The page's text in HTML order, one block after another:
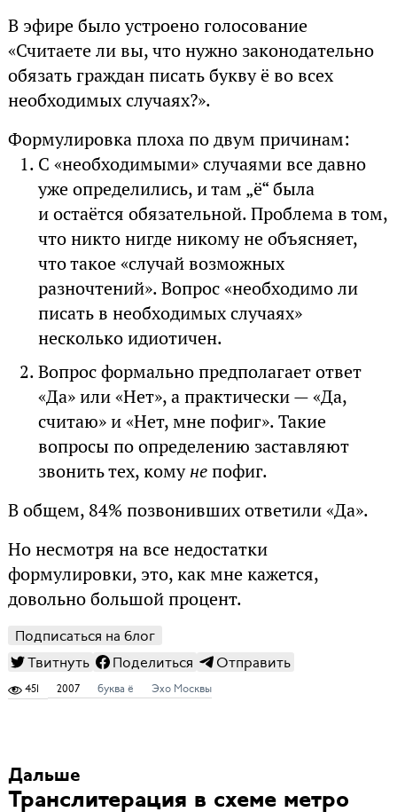
В эфире было устроено голосование
«Считаете ли вы, что нужно законодательно
обязать граждан писать букву ё во всех
необходимых случаях?».
Формулировка плоха по двум причинам:
С «необходимыми» случаями все давно
уже определились, и там „ё“ была
и остаётся обязательной. Проблема в том,
что никто нигде никому не объясняет,
что такое «случай возможных
разночтений». Вопрос «необходимо ли
писать в необходимых случаях»
несколько идиотичен.
Вопрос формально предполагает ответ
«Да» или «Нет», а практически — «Да,
считаю» и «Нет, мне пофиг». Такие
вопросы по определению заставляют
звонить тех, комунепофиг.
В общем, 84% позвонивших ответили «Да».
Но несмотря на все недостатки
формулировки, это, как мне кажется,
довольно большой процент.
Подписаться на блог
Твитнуть
Поделиться Отправить
451 2007 буква ё Эхо Москвы
Дальше
Транслитерация в схеме метро